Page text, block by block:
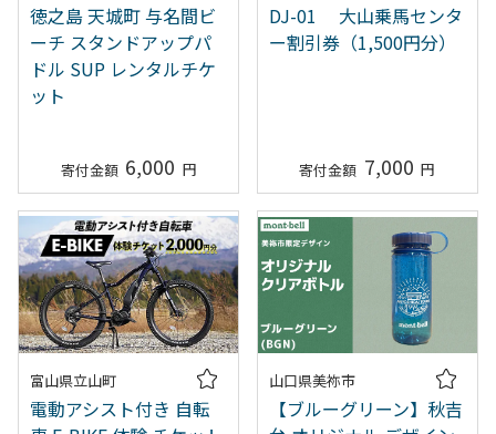
徳之島 天城町 与名間ビ
ーチ スタンドアップパ
ドル SUP レンタルチケ
ット
6,000
DJ-01 大山乗馬センタ
ー割引券（1,500円分）
7,000
富山県立山町
電動アシスト付き 自転
山口県美祢市
【ブルーグリーン】秋吉